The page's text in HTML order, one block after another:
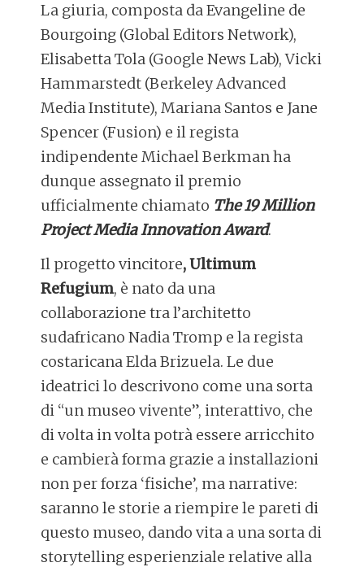
La giuria, composta da Evangeline de
Bourgoing (Global Editors Network),
Elisabetta Tola (Google News Lab), Vicki
Hammarstedt (Berkeley Advanced
Media Institute), Mariana Santos e Jane
Spencer (Fusion) e il regista
indipendente Michael Berkman ha
dunque assegnato il premio
ufficialmente chiamato The 19 Million
Project Media Innovation Award.
Il progetto vincitore, Ultimum
Refugium, è nato da una
collaborazione tra l’architetto
sudafricano Nadia Tromp e la regista
costaricana Elda Brizuela. Le due
ideatrici lo descrivono come una sorta
di “un museo vivente”, interattivo, che
di volta in volta potrà essere arricchito
e cambierà forma grazie a installazioni
non per forza ‘fisiche’, ma narrative:
saranno le storie a riempire le pareti di
questo museo, dando vita a una sorta di
storytelling esperienziale relative alla